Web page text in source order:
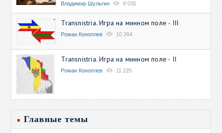
Владимир Шульгин 9 035
Transnistria. Игра на минном поле - III
Роман Коноплев 10 264
Transnistria. Игра на минном поле - II
Роман Коноплев 11 225
Главные темы